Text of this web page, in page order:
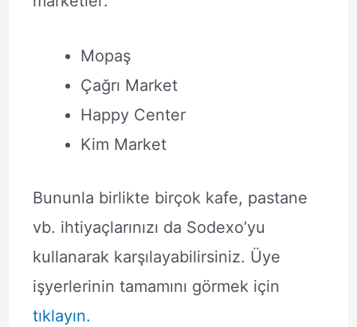
Mopaş
Çağrı Market
Happy Center
Kim Market
Bununla birlikte birçok kafe, pastane
vb. ihtiyaçlarınızı da Sodexo’yu
kullanarak karşılayabilirsiniz. Üye
işyerlerinin tamamını görmek için
tıklayın.